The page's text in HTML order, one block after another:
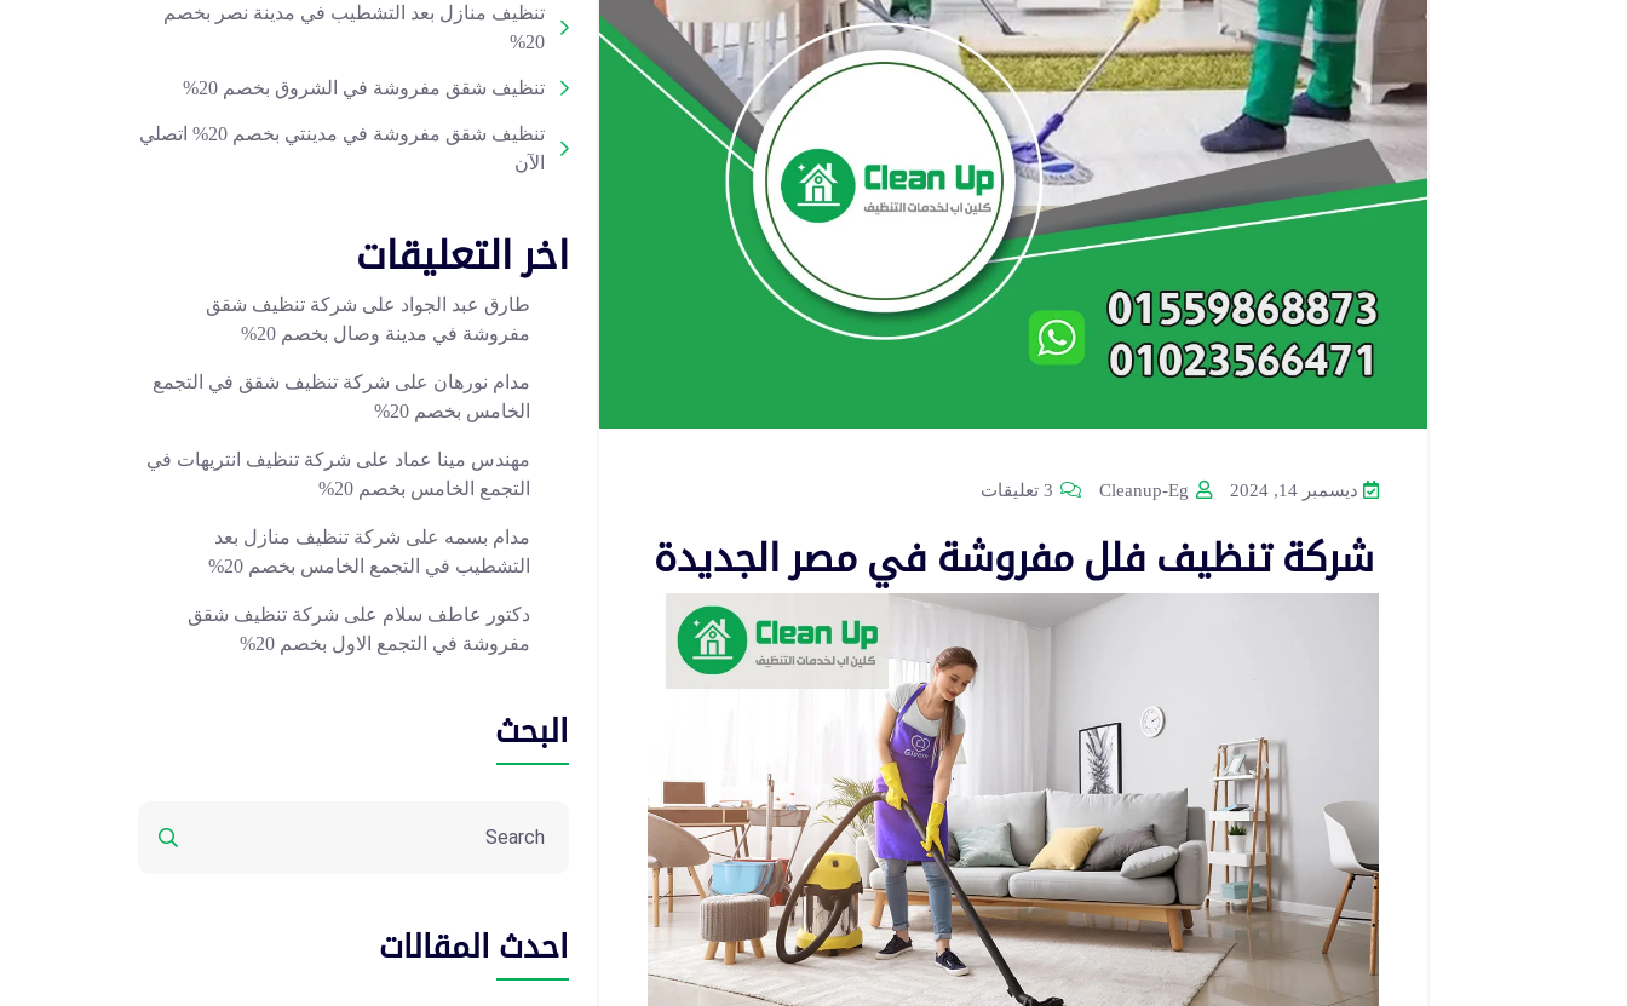
ديسمبر 14, 2024
شركة تنظيف فلل مفروشة في مصر الجديدة
تنظيف منازل بعد التشطيب في مدينة نصر بخصم
20%
تنظيف شقق مفروشة في الشروق بخصم 20%
تنظيف شقق مفروشة في مدينتي بخصم 20% اتصلي
الآن
اخر التعليقات
طارق عبد الجواد على شركة تنظيف شقق
مفروشة في مدينة وصال بخصم 20%
مدام نورهان على شركة تنظيف شقق في التجمع
الخامس بخصم 20%
مهندس مينا عماد على شركة تنظيف انتريهات في
التجمع الخامس بخصم 20%
مدام بسمه على شركة تنظيف منازل بعد
التشطيب في التجمع الخامس بخصم 20%
دكتور عاطف سلام على شركة تنظيف شقق
مفروشة في التجمع الاول بخصم 20%
البحث
احدث المقالات